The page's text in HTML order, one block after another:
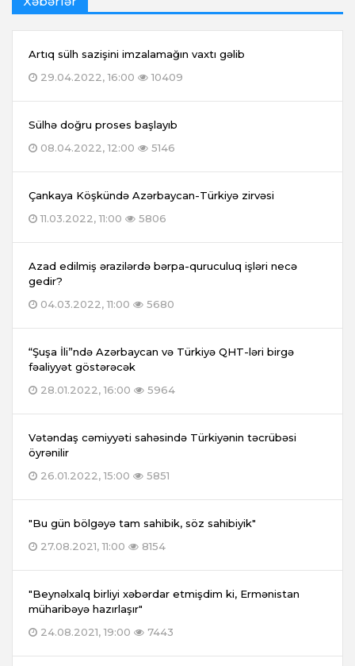
Artıq sülh sazişini imzalamağın vaxtı gəlib
29.04.2022, 16:00
10409
Sülhə doğru proses başlayıb
08.04.2022, 12:00
5146
Çankaya Köşkündə Azərbaycan-Türkiyə zirvəsi
11.03.2022, 11:00
5806
Azad edilmiş ərazilərdə bərpa-quruculuq işləri necə
gedir?
04.03.2022, 11:00
5680
“Şuşa İli”ndə Azərbaycan və Türkiyə QHT-ləri birgə
fəaliyyət göstərəcək
28.01.2022, 16:00
5964
Vətəndaş cəmiyyəti sahəsində Türkiyənin təcrübəsi
öyrənilir
26.01.2022, 15:00
5851
"Bu gün bölgəyə tam sahibik, söz sahibiyik"
27.08.2021, 11:00
8154
"Beynəlxalq birliyi xəbərdar etmişdim ki, Ermənistan
müharibəyə hazırlaşır"
24.08.2021, 19:00
7443